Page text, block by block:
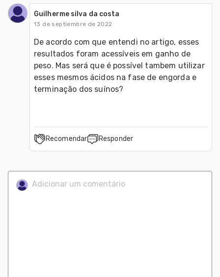
Guilherme silva da costa
13 de septiembre de 2022
De acordo com que entendi no artigo, esses
resultados foram acessíveis em ganho de
peso. Mas será que é possível tambem utilizar
esses mesmos ácidos na fase de engorda e
terminação dos suínos?
Recomendar Responder